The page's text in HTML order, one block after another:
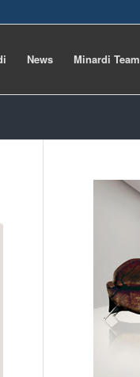
News Minardi Team